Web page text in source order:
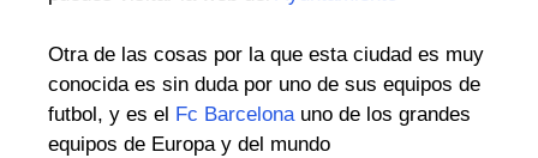
Otra de las cosas por la que esta ciudad es muy
conocida es sin duda por uno de sus equipos de
futbol, y es el Fc Barcelonauno de los grandes
equipos de Europa y del mundo